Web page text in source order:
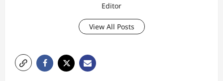
Editor
View All Posts